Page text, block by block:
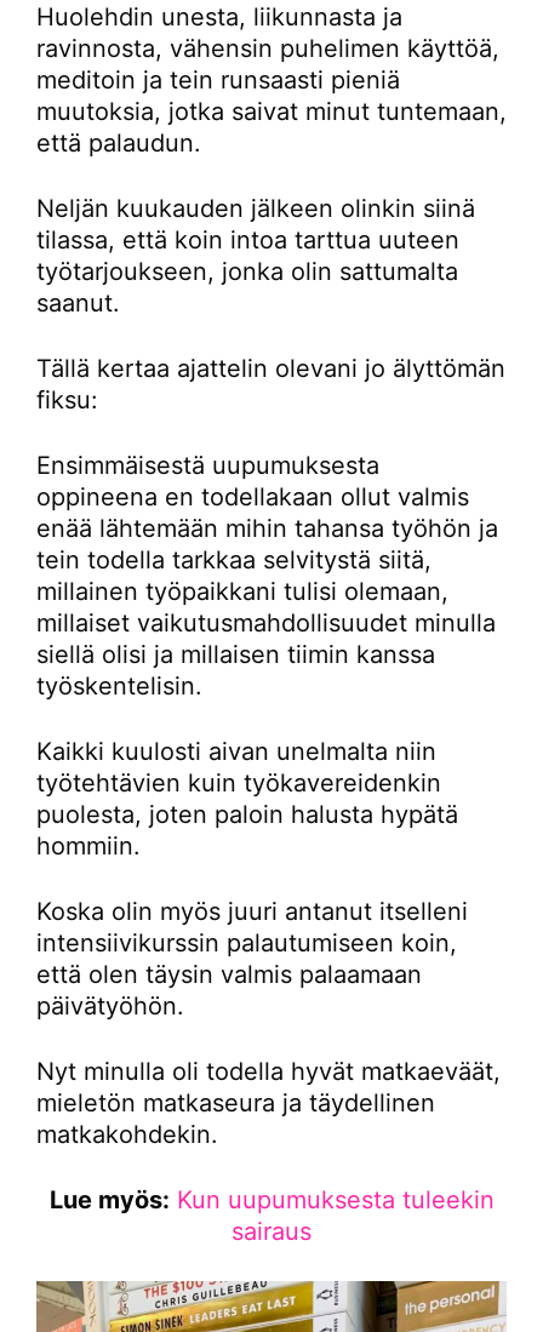
Huolehdin unesta, liikunnasta ja
ravinnosta, vähensin puhelimen käyttöä,
meditoin ja tein runsaasti pieniä
muutoksia, jotka saivat minut tuntemaan,
että palaudun.
Neljän kuukauden jälkeen olinkin siinä
tilassa, että koin intoa tarttua uuteen
työtarjoukseen, jonka olin sattumalta
saanut.
Tällä kertaa ajattelin olevani jo älyttömän
fiksu:
Ensimmäisestä uupumuksesta
oppineena en todellakaan ollut valmis
enää lähtemään mihin tahansa työhön ja
tein todella tarkkaa selvitystä siitä,
millainen työpaikkani tulisi olemaan,
millaiset vaikutusmahdollisuudet minulla
siellä olisi ja millaisen tiimin kanssa
työskentelisin.
Kaikki kuulosti aivan unelmalta niin
työtehtävien kuin työkavereidenkin
puolesta, joten paloin halusta hypätä
hommiin.
Koska olin myös juuri antanut itselleni
intensiivikurssin palautumiseen koin,
että olen täysin valmis palaamaan
päivätyöhön.
Nyt minulla oli todella hyvät matkaeväät,
mieletön matkaseura ja täydellinen
matkakohdekin.
Lue myös: Kun uupumuksesta tuleekin
sairaus